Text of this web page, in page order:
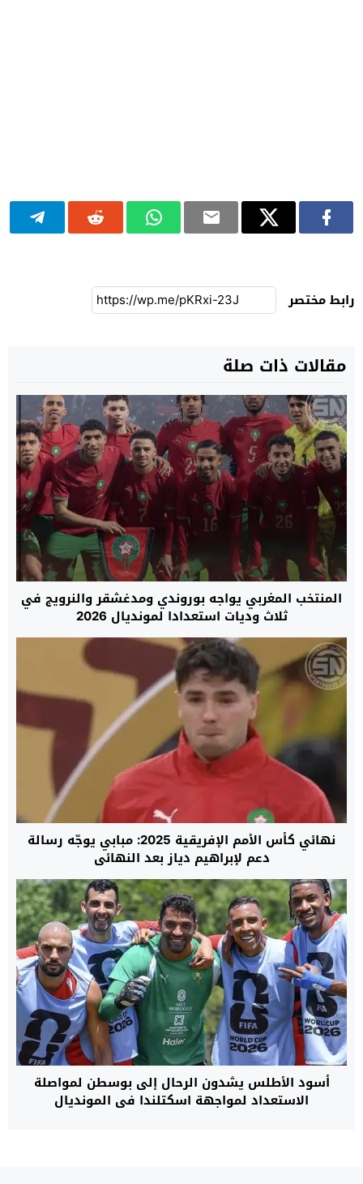
رابط مختصر
مقالات ذات صلة
المنتخب المغربي يواجه بوروندي ومدغشقر والنرويج في
ثلاث وديات استعدادا لمونديال 2026
نهائي كأس الأمم الإفريقية 2025: مبابي يوجّه رسالة
دعم لإبراهيم دياز بعد النهائي
أسود الأطلس يشدون الرحال إلى بوسطن لمواصلة
الاستعداد لمواجهة اسكتلندا في المونديال